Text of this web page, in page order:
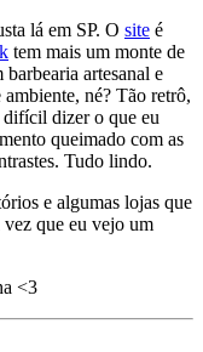
lá em SP. O site é
tem mais um monte de
artesanal e
né? Tão retrô,
difícil dizer o que eu
queimado com as
Tudo lindo.
e algumas lojas que
que eu vejo um
<3